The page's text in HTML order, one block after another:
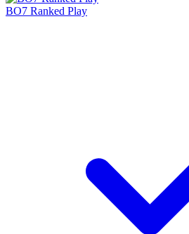
BO7 Ranked Play